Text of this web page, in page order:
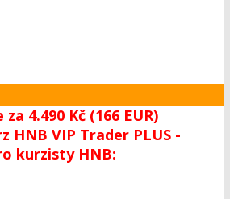
4.490 Kč (166 EUR)
HNB VIP Trader PLUS -
kurzisty HNB: